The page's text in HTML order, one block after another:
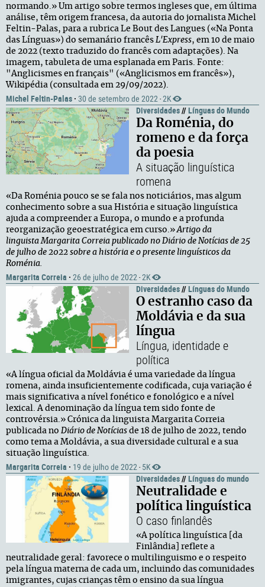
normando.» Um artigo sobre termos ingleses que, em última
análise, têm origem francesa, da autoria do jornalista Michel
Feltin-Palas, para a rubrica Le Bout des Langues («Na Ponta
das Línguas») do semanário francês L'Express, em 10 de maio
de 2022 (texto traduzido do francês com adaptações). Na
imagem, tabuleta de uma esplanada em Paris. Fonte:
"Anglicismes en français" («Anglicismos em francês»),
Wikipédia (consultada em 29/09/2022).
Michel Feltin-Palas · 30 de setembro de 2022 · 2K
Diversidades//Línguas do Mundo
Da Roménia, do
romeno e da força
da poesia
A situação linguística
romena
«Da Roménia pouco se se fala nos noticiários, mas algum
conhecimento sobre a sua História e situação linguística
ajuda a compreender a Europa, o mundo e a profunda
reorganização geoestratégica em curso.»Artigo da
linguista Margarita Correia publicado no Diário de Notícias de 25
de julho de 2022 sobre a história e o presente linguísticos da
Roménia.
Margarita Correia · 26 de julho de 2022 · 2K
Diversidades//Línguas do Mundo
O estranho caso da
Moldávia e da sua
língua
Língua, identidade e
política
«A língua oficial da Moldávia é uma variedade da língua
romena, ainda insuficientemente codificada, cuja variação é
mais significativa a nível fonético e fonológico e a nível
lexical. A denominação da língua tem sido fonte de
controvérsia.» Crónica da linguista Margarita Correia
publicada no Diário de Notícias de 18 de julho de 2022, tendo
como tema a Moldávia, a sua diversidade cultural e a sua
situação linguística.
Margarita Correia · 19 de julho de 2022 · 5K
Diversidades//Línguas do mundo
Neutralidade e
política linguística
O caso finlandês
«A política linguística [da
Finlândia] reflete a
neutralidade geral: favorece o multilinguismo e o respeito
pela língua materna de cada um, incluindo das comunidades
imigrantes, cujas crianças têm o ensino da sua língua